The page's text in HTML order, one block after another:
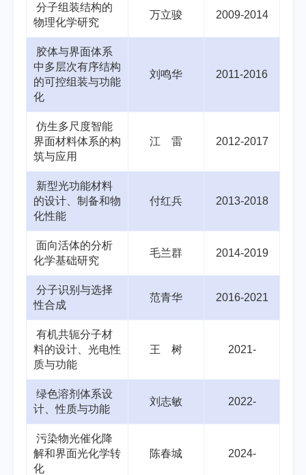
分子组装结构的
物理化学研究
万立骏 2009-2014
胶体与界面体系
中多层次有序结构
的可控组装与功能
化
刘鸣华 2011-2016
仿生多尺度智能
界面材料体系的构
筑与应用
江 雷 2012-2017
新型光功能材料
的设计、制备和物
化性能
付红兵 2013-2018
面向活体的分析
化学基础研究
毛兰群 2014-2019
分子识别与选择
性合成
范青华 2016-2021
有机共轭分子材
料的设计、光电性
质与功能
王 树 2021-
绿色溶剂体系设
计、性质与功能
刘志敏 2022-
污染物光催化降
解和界面光化学转
化
陈春城 2024-